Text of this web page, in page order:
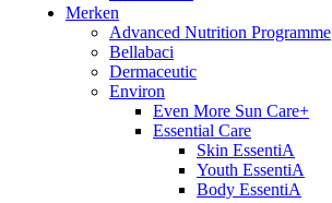
Merken
Advanced Nutrition Programme
Bellabaci
Dermaceutic
Environ
Even More Sun Care+
Essential Care
Skin EssentiA
Youth EssentiA
Body EssentiA